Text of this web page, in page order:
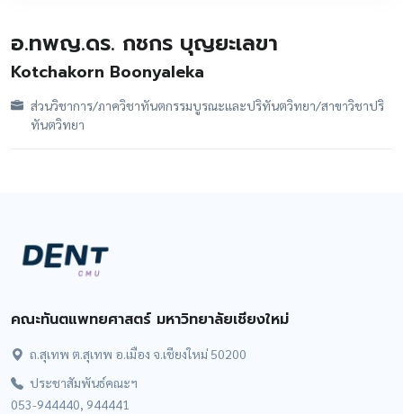
อ.ทพญ.ดร. กชกร บุญยะเลขา
Kotchakorn Boonyaleka
ส่วนวิชาการ/ภาควิชาทันตกรรมบูรณะและปริทันตวิทยา/สาขาวิชาปริ
ทันตวิทยา
คณะทันตแพทยศาสตร์ มหาวิทยาลัยเชียงใหม่
ถ.สุเทพ ต.สุเทพ อ.เมือง จ.เชียงใหม่ 50200
ประชาสัมพันธ์คณะฯ
053-944440, 944441